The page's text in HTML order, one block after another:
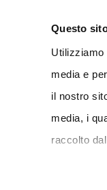
Questo
Utilizziamo
media e
il nostro
media, i
raccolto
VISITING